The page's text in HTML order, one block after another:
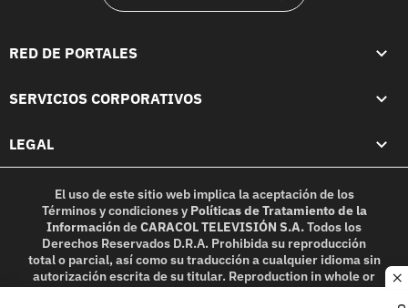
RED DE PORTALES
SERVICIOS CORPORATIVOS
LEGAL
El uso de este sitio web implica la aceptación de los
Términos y condicionesy Políticas de Tratamiento de la
InformacióndeCARACOL TELEVISIÓN S.A.Todos los
Derechos Reservados D.R.A. Prohibida su reproducción
total o parcial, así como su traducción a cualquier idioma sin
autorización escrita de su titular. Reproduction in whole or